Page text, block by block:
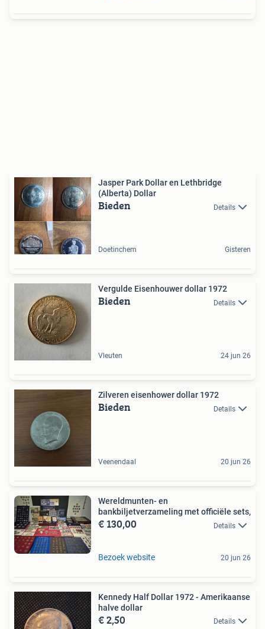
Jasper Park Dollar en Lethbridge
(Alberta) Dollar
Bieden Details
Doetinchem Gisteren
Vergulde Eisenhouwer dollar 1972
Bieden Details
Vleuten 24 jun 26
Zilveren eisenhower dollar 1972
Bieden Details
Veenendaal 20 jun 26
Wereldmunten- en
bankbiljetverzameling met officiële sets,
€ 130,00 Details
Bezoek website 20 jun 26
Kennedy Half Dollar 1972 - Amerikaanse
halve dollar
€ 2,50 Details